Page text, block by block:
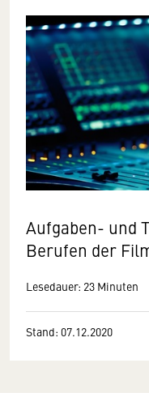
Aufgaben- und
Berufen der
Lesedauer: 23 Minuten
Stand: 07.12.2020